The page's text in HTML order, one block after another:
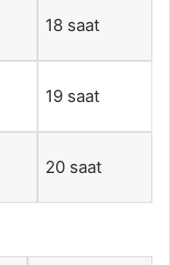
18 saat
19 saat
20 saat